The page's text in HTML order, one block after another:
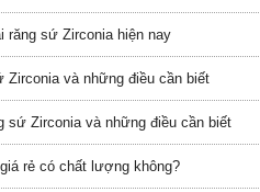
răng sứ Zirconia hiện nay
Zirconia và những điều cần biết
sứ Zirconia và những điều cần biết
rẻ có chất lượng không?